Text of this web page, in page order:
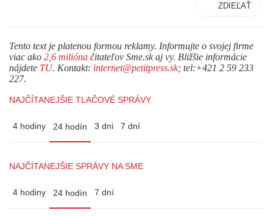
ZDIEĽAŤ
Tento text je platenou formou reklamy. Informujte o svojej firme
viac ako 2,6 milióna čitateľov Sme.sk aj vy. Bližšie informácie
nájdete TU. Kontakt: internet@petitpress.sk; tel:+421 2 59 233
227.
NAJČÍTANEJŠIE TLAČOVÉ SPRÁVY
4 hodiny 24 hodín 3 dni 7 dní
NAJČÍTANEJŠIE SPRÁVY NA SME
4 hodiny 24 hodín 7 dní